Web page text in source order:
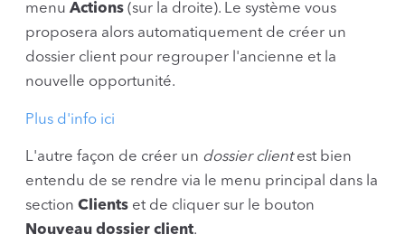
menu Actions (sur la droite). Le système vous
proposera alors automatiquement de créer un
dossier client pour regrouper l'ancienne et la
nouvelle opportunité.
Plus d'info ici
L'autre façon de créer un dossier clientest bien
entendu de se rendre via le menu principal dans la
section Clients et de cliquer sur le bouton
Nouveau dossier client.